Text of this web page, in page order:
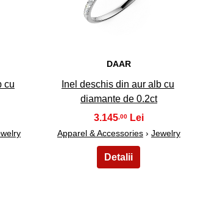
cu
DAAR
Inel deschis din aur alb cu
diamante de 0.2ct
3.145,00
Apparel & Accessories› Jewelry